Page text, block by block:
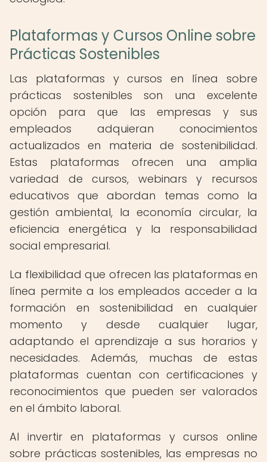
Plataformas y Cursos Online sobre
Prácticas Sostenibles
Las plataformas y cursos en línea sobre
prácticas sostenibles son una excelente
opción para que las empresas y sus
empleados adquieran conocimientos
actualizados en materia de sostenibilidad.
Estas plataformas ofrecen una amplia
variedad de cursos, webinars y recursos
educativos que abordan temas como la
gestión ambiental, la economía circular, la
eficiencia energética y la responsabilidad
social empresarial.
La flexibilidad que ofrecen las plataformas en
línea permite a los empleados acceder a la
formación en sostenibilidad en cualquier
momento y desde cualquier lugar,
adaptando el aprendizaje a sus horarios y
necesidades. Además, muchas de estas
plataformas cuentan con certificaciones y
reconocimientos que pueden ser valorados
en el ámbito laboral.
Al invertir en plataformas y cursos online
sobre prácticas sostenibles, las empresas no